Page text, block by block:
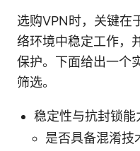
选购VPN时，关键在
络环境中稳定工作，
保护。下面给出一个
筛选。
稳定性与抗封锁能
是否具备混淆技